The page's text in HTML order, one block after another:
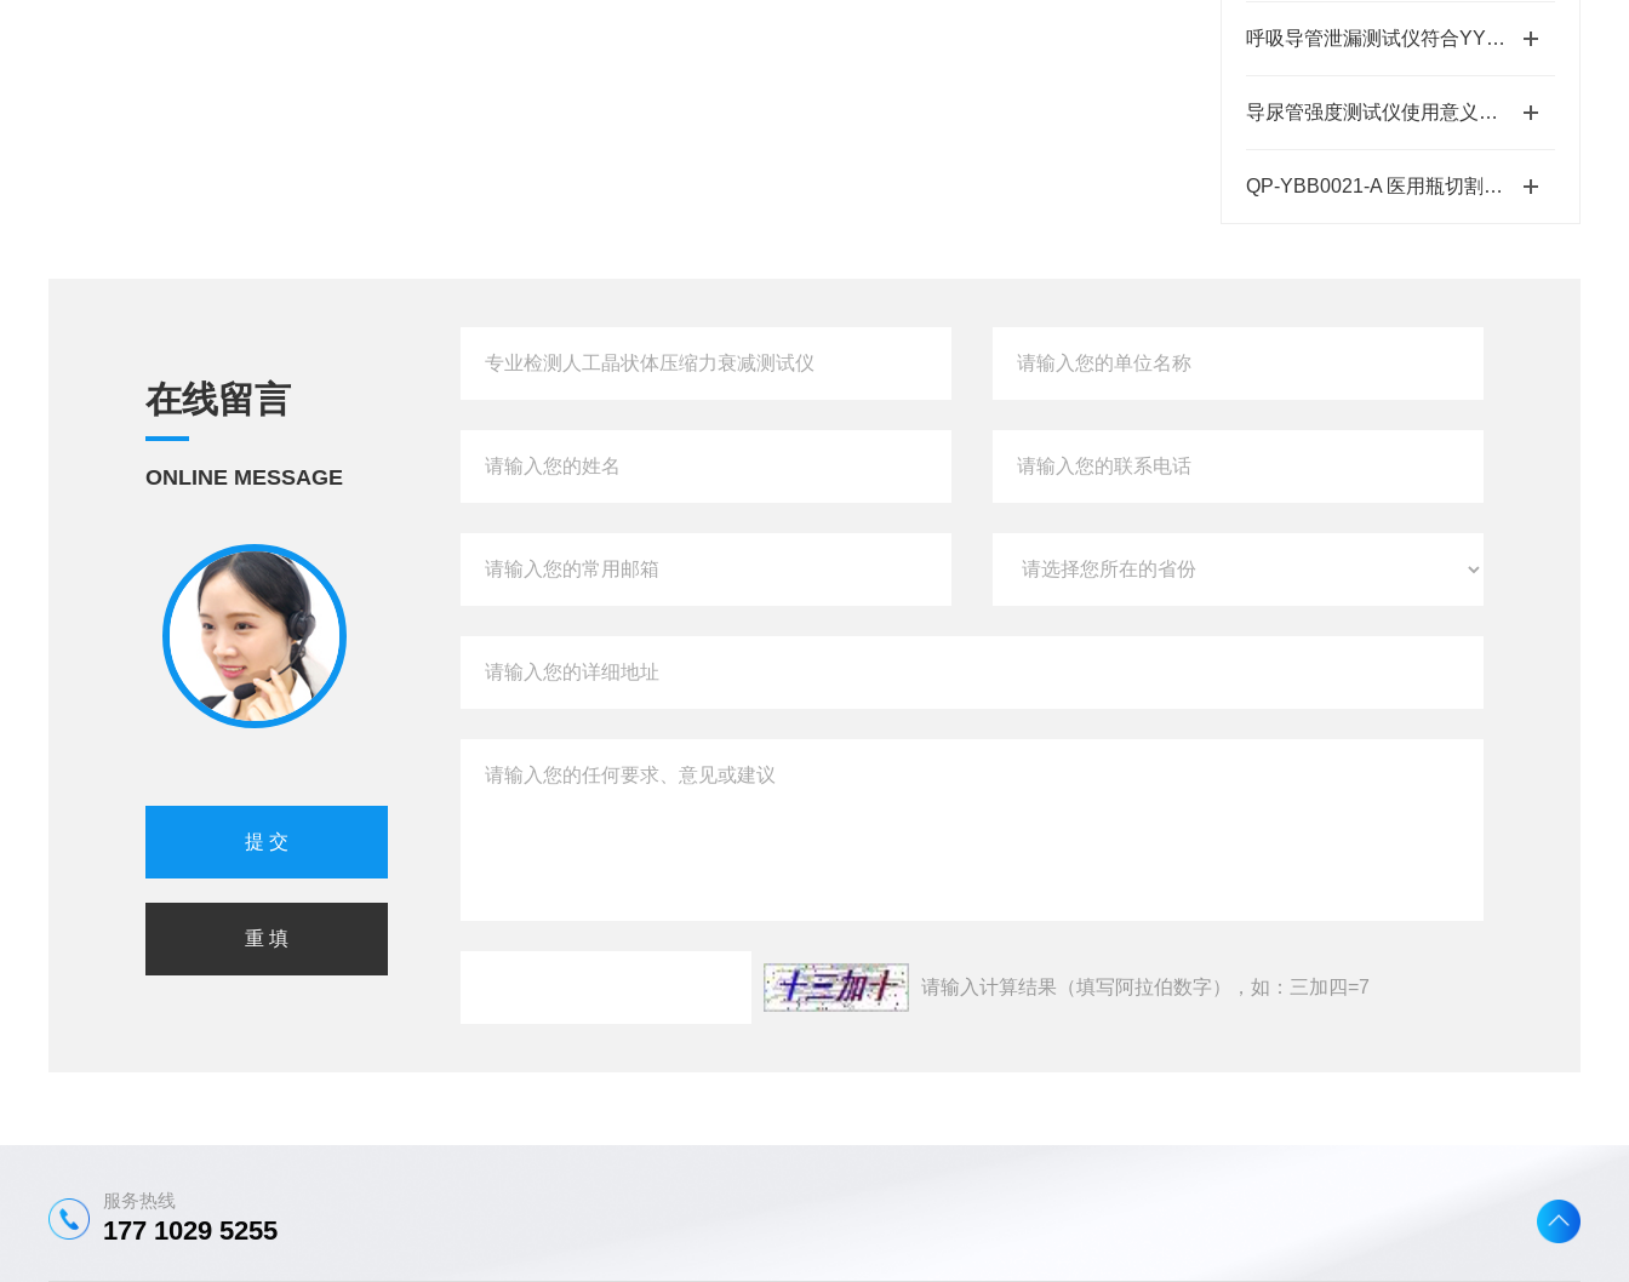
呼吸导管泄漏测试仪符合YY/T 0339-2019
导尿管强度测试仪使用意义有哪些？
QP-YBB0021-A 医用瓶切割机的优势
在线留言
ONLINE MESSAGE
请输入计算结果（填写阿拉伯数字），如：三加四=7
服务热线
177 1029 5255